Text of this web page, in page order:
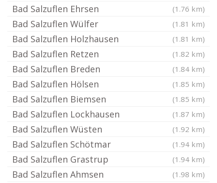
Bad Salzuflen Ehrsen (1.76 km)
Bad Salzuflen Wülfer (1.81 km)
Bad Salzuflen Holzhausen (1.81 km)
Bad Salzuflen Retzen (1.82 km)
Bad Salzuflen Breden (1.84 km)
Bad Salzuflen Hölsen (1.85 km)
Bad Salzuflen Biemsen (1.85 km)
Bad Salzuflen Lockhausen (1.87 km)
Bad Salzuflen Wüsten (1.92 km)
Bad Salzuflen Schötmar (1.94 km)
Bad Salzuflen Grastrup (1.94 km)
Bad Salzuflen Ahmsen (1.98 km)